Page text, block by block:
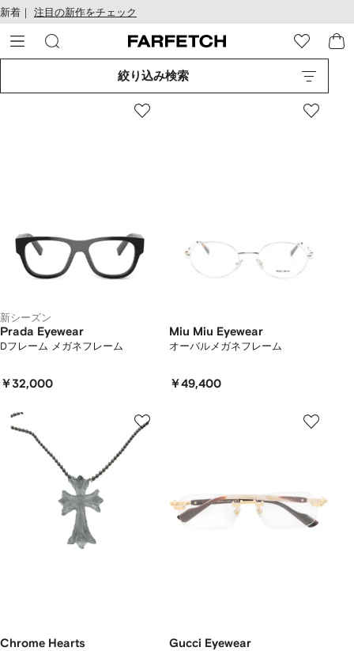
テ
ン
ツ
お
け
る
新着｜ 注目の新作をチェック
絞り込み検索
新シーズン
Prada Eyewear
Dフレーム メガネフレーム
￥32,000
Miu Miu Eyewear
オーバルメガネフレーム
￥49,400
Chrome Hearts Gucci Eyewear